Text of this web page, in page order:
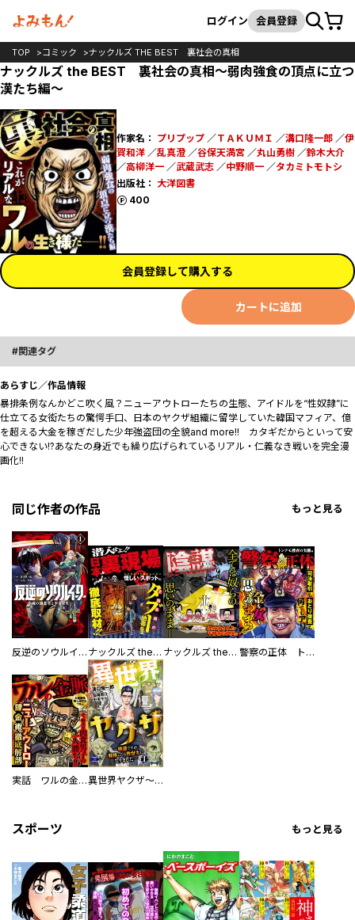
検索
ログイン 会員登録カート
TOP コミック ナックルズ THE BEST 裏社会の真相
ナックルズ the BEST 裏社会の真相～弱肉強食の頂点に立つ
漢たち編～
作家名： プリプップ／ＴＡＫＵＭＩ ／溝口隆一郎／伊
賀和洋／乱真澄／谷保天満宮／丸山勇樹／鈴木大介
／高柳洋一／武蔵武志／中野順一／タカミトモトシ
出版社： 大洋図書
400
ポイント
会員登録して購入する
カートに追加
関連タグ
あらすじ／作品情報
暴排条例なんかどこ吹く風？ニューアウトローたちの生態、アイドルを“性奴隷”に
仕立てる女衒たちの驚愕手口、日本のヤクザ組織に留学していた韓国マフィア、億
を超える大金を稼ぎだした少年強盗団の全貌――and more!! カタギだからといって安
心できない!?あなたの身近でも繰り広げられているリアル・仁義なき戦いを完全漫
画化!!
同じ作者の作品 もっと見る
反逆のソウルイーター -魂の捕食者と少女たち- ナックルズ the BEST 潜入せよ！！日本裏現場 ナックルズ the BEST 実録陰謀File 警察の正体 トンデモ捜査の実態編
実話 ワルの金脈 大金脈を探し当てたワル編 異世界ヤクザ～極道ですが転移したら救世主になりました～
スポーツ もっと見る